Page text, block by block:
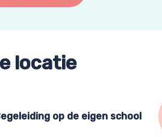
locatie
op de eigen school